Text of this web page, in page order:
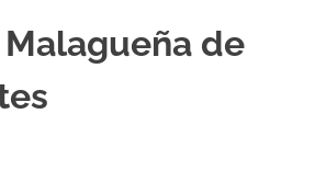
de